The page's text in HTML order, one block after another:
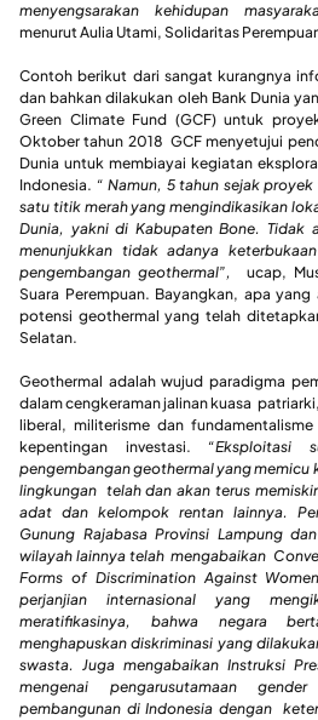
menyengsarakan kehidupan
menurut Aulia Utami, Solidaritas
Contoh berikut dari sangat kurangnya
dan bahkan dilakukan oleh Bank Dunia
Green Climate Fund (GCF) untuk
Oktober tahun 2018 GCF menyetujui
Dunia untuk membiayai kegiatan
Indonesia. “ Namun, 5 tahun sejak
satu titik merah yang mengindikasikan
Dunia, yakni di Kabupaten Bone. Tidak
menunjukkan tidak adanya
pengembangan geothermal”, ucap,
Suara Perempuan. Bayangkan, apa
potensi geothermal yang telah
Selatan.
Geothermal adalah wujud paradigma
dalam cengkeraman jalinan kuasa
liberal, militerisme dan
kepentingan investasi. “Eksploitasi
pengembangan geothermal yang memicu
lingkungan telah dan akan terus
adat dan kelompok rentan lainnya.
Gunung Rajabasa Provinsi Lampung
wilayah lainnya telah mengabaikan
Forms of Discrimination Against
perjanjian internasional yang
meratifikasinya, bahwa negara
menghapuskan diskriminasi yang
swasta. Juga mengabaikan Instruksi
mengenai pengarusutamaan
pembangunan di Indonesia dengan